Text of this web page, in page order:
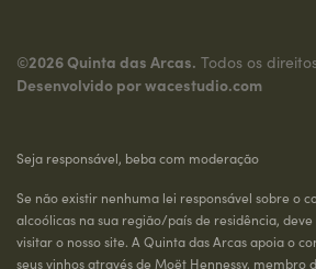
©2026 Quinta das Arcas. Todos os
Desenvolvido porwacestudio.com
Seja responsável, beba com moderação
Se não existir nenhuma lei responsável sobre o
alcoólicas na sua região/país de residência,
visitar o nosso site. A Quinta das Arcas apoia o
seus vinhos através de Moët Hennessy, membro